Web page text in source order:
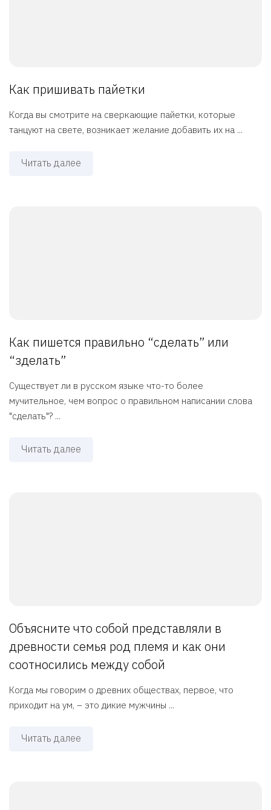
Как пришивать пайетки
Когда вы смотрите на сверкающие пайетки, которые
танцуют на свете, возникает желание добавить их на ...
Читать далее
Как пишется правильно “сделать” или
“зделать”
Существует ли в русском языке что-то более
мучительное, чем вопрос о правильном написании слова
"сделать"? ...
Читать далее
Объясните что собой представляли в
древности семья род племя и как они
соотносились между собой
Когда мы говорим о древних обществах, первое, что
приходит на ум, – это дикие мужчины ...
Читать далее